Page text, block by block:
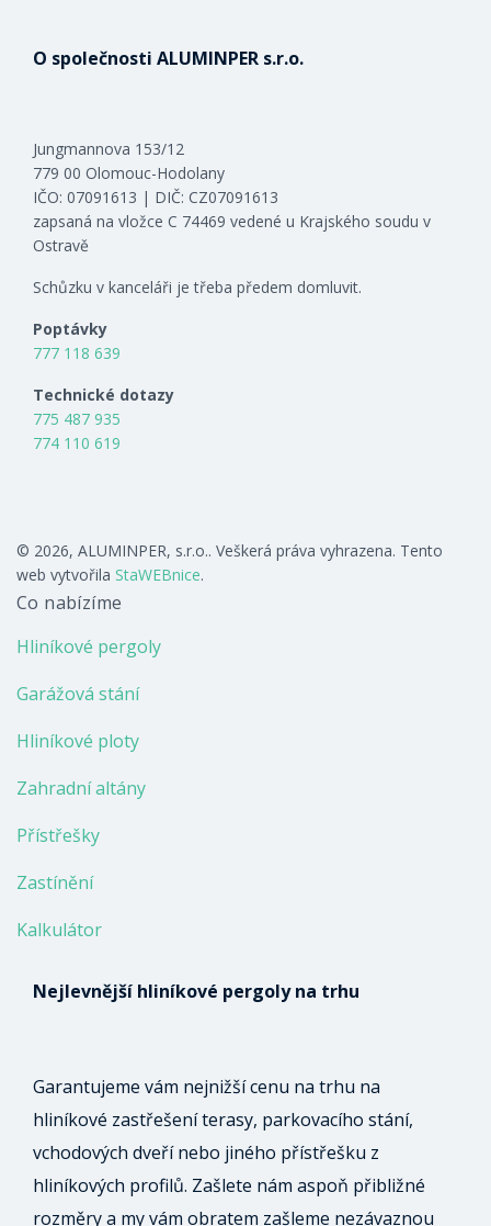
O společnosti ALUMINPER s.r.o.
Jungmannova 153/12
779 00 Olomouc-Hodolany
IČO: 07091613 | DIČ: CZ07091613
zapsaná na vložce C 74469 vedené u Krajského soudu v
Ostravě
Schůzku v kanceláři je třeba předem domluvit.
Poptávky
777 118 639
Technické dotazy
775 487 935
774 110 619
© 2026, ALUMINPER, s.r.o.. Veškerá práva vyhrazena. Tento
web vytvořila StaWEBnice.
Co nabízíme
Hliníkové pergoly
Garážová stání
Hliníkové ploty
Zahradní altány
Přístřešky
Zastínění
Kalkulátor
Nejlevnější hliníkové pergoly na trhu
Garantujeme vám nejnižší cenu na trhu na
hliníkové zastřešení terasy, parkovacího stání,
vchodových dveří nebo jiného přístřešku z
hliníkových profilů. Zašlete nám aspoň přibližné
rozměry a my vám obratem zašleme nezávaznou